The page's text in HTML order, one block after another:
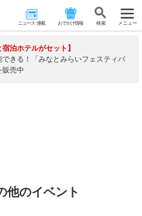
ニュース･連載 おでかけ情報 検 索 メニュー
宿泊ホテルがセット】
きる！「みなとみらいフェスティバ
販売中
他のイベント